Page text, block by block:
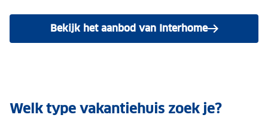
Bekijk het aanbod van Interhome
Welk type vakantiehuis zoek je?